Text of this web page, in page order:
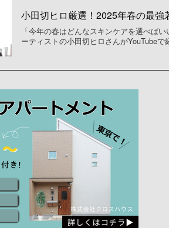
小田切ヒロ厳選！2025年春の最
「今年の春はどんなスキンケアを選べば
ーティストの小田切ヒロさんがYouTube